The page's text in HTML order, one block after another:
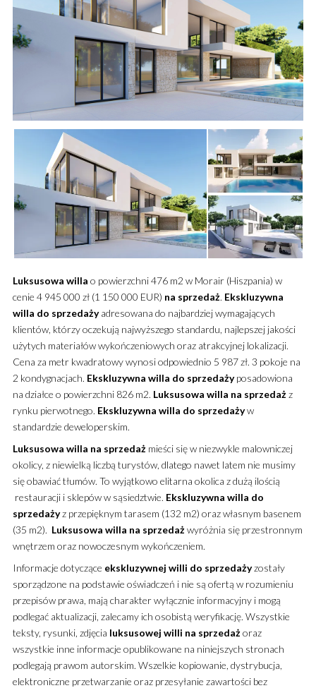
Luksusowa willa o powierzchni 476 m2 w Morair (Hiszpania) w
cenie 4 945 000 zł (1 150 000 EUR) na sprzedaż. Ekskluzywna
willa do sprzedażyadresowana do najbardziej wymagających
klientów, którzy oczekują najwyższego standardu, najlepszej jakości
użytych materiałów wykończeniowych oraz atrakcyjnej lokalizacji.
Cena za metr kwadratowy wynosi odpowiednio 5 987 zł. 3 pokoje na
2 kondygnacjach. Ekskluzywna willa do sprzedażyposadowiona
na działce o powierzchni 826 m2. Luksusowa willa na sprzedażz
rynku pierwotnego. Ekskluzywna willa do sprzedażyw
standardzie deweloperskim.
Luksusowa willa na sprzedażmieści się w niezwykle malowniczej
okolicy, z niewielką liczbą turystów, dlatego nawet latem nie musimy
się obawiać tłumów. To wyjątkowo elitarna okolica z dużą ilością
restauracji i sklepów w sąsiedztwie. Ekskluzywna willa do
sprzedażyz przepięknym tarasem (132 m2) oraz własnym basenem
(35 m2). Luksusowa willa na sprzedażwyróżnia się przestronnym
wnętrzem oraz nowoczesnym wykończeniem.
Informacje dotyczące ekskluzywnej willi do sprzedażyzostały
sporządzone na podstawie oświadczeń i nie są ofertą w rozumieniu
przepisów prawa, mają charakter wyłącznie informacyjny i mogą
podlegać aktualizacji, zalecamy ich osobistą weryfikację. Wszystkie
teksty, rysunki, zdjęcia luksusowej willi na sprzedażoraz
wszystkie inne informacje opublikowane na niniejszych stronach
podlegają prawom autorskim. Wszelkie kopiowanie, dystrybucja,
elektroniczne przetwarzanie oraz przesyłanie zawartości bez